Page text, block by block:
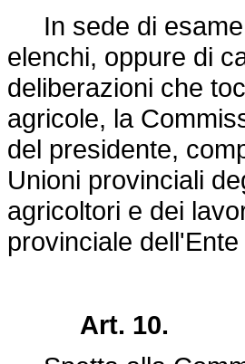
In sede di esame
elenchi, oppure di
deliberazioni che
agricole, la
del presidente,
Unioni provinciali
agricoltori e dei
provinciale
Art. 10.